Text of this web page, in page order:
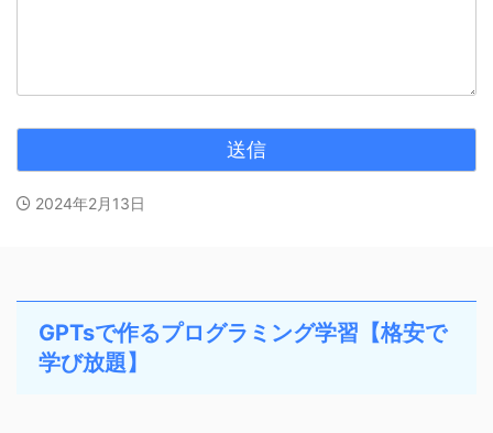
2024年2月13日
GPTsで作るプログラミング学習【格安で
学び放題】